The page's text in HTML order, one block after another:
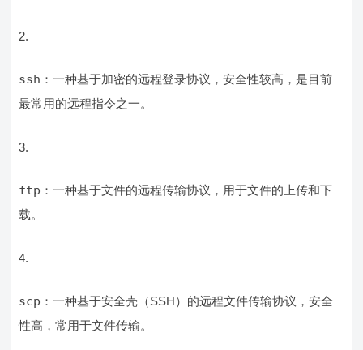
ssh ：一种基于加密的远程登录协议，安全性较高，是目前
最常用的远程指令之一。
ftp ：一种基于文件的远程传输协议，用于文件的上传和下
载。
scp ：一种基于安全壳（SSH）的远程文件传输协议，安全
性高，常用于文件传输。